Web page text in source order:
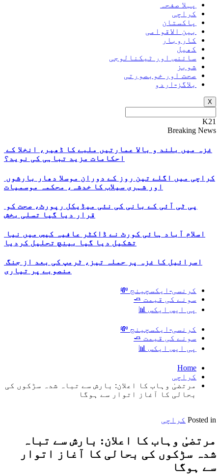
پہلا صفحہ
کراچی
پاکستان
بین الاقوامی
کاروبار
کھیل
سائنس اور ٹیکنالوجی
شوبز
صحت اور خوبصورتی
بلاگز-اردو
X
K21
Breaking News
غزہ میں بلند و بالا عمارتیں ملبے کا ڈھیر، انخلا کے
احکامات مزید تباہی کی نوید؟
کراچی میں اگلے تین روز کے دوران موسلا دھار بارشوں
اور شہری سیلاب کا خدشہ، محکمہ موسمیات
پی ٹی آئی کے بانی کی نئی میڈیکل رپورٹ، صحت کو
قرار دیا گیا تسلی بخش
اسلام آباد ہائی کورٹ نے ڈاکٹر عافیہ کیس میں نیا
تشکیل دیا گیا بینچ تحلیل کردیا
اسرائیل کا غزہ پر حملہ تیز، ٹرمپ کی بعد از جنگ
منصوبے پر تیاری
کرنسی-ایکسچینج 💸
سونے کی قیمت 🧈
پی ایس ایکس 📊
کرنسی-ایکسچینج 💸
سونے کی قیمت 🧈
پی ایس ایکس 📊
Home
کراچی
مرتضیٰ وہاب کا اعلان: بارش سے تباہ شدہ سڑکوں کی
بحالی کا آغاز اتوار سے ہوگا
Posted in کراچی
مرتضیٰ وہاب کا اعلان: بارش سے تباہ
شدہ سڑکوں کی بحالی کا آغاز اتوار
سے ہوگا